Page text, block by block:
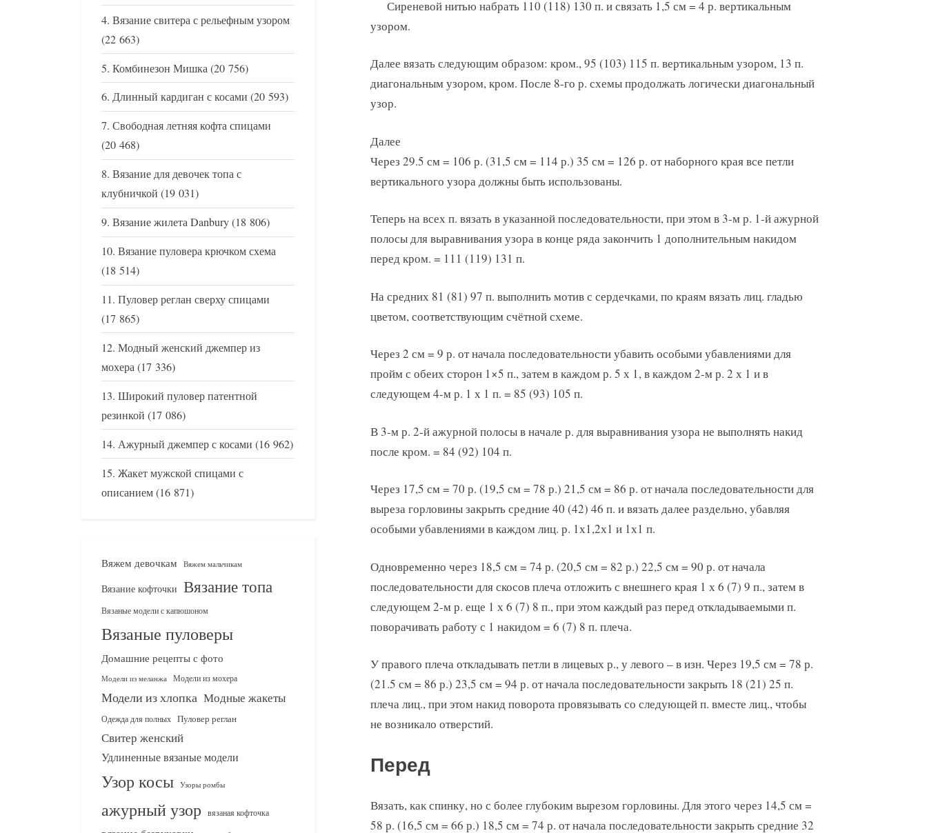
Сиреневой нитью набрать 110 (118) 130 п. и связать 1,5 см = 4 р. вертикальным
узором.
Далее вязать следующим образом: кром., 95 (103) 115 п. вертикальным узором, 13 п.
диагональным узором, кром. После 8-го р. схемы продолжать логически диагональный
узор.
Далее
Через 29.5 см = 106 р. (31,5 см = 114 р.) 35 см = 126 р. от наборного края все петли
вертикального узора должны быть использованы.
Теперь на всех п. вязать в указанной последовательности, при этом в 3-м р. 1-й ажурной
полосы для выравнивания узора в конце ряда закончить 1 дополнительным накидом
перед кром. = 111 (119) 131 п.
На средних 81 (81) 97 п. выполнить мотив с сердечками, по краям вязать лиц. гладью
цветом, соответствующим счётной схеме.
Через 2 см = 9 р. от начала последовательности убавить особыми убавлениями для
пройм с обеих сторон 1×5 п., затем в каждом р. 5 х 1, в каждом 2-м р. 2 х 1 и в
следующем 4-м р. 1 х 1 п. = 85 (93) 105 п.
В 3-м р. 2-й ажурной полосы в начале р. для выравнивания узора не выполнять накид
после кром. = 84 (92) 104 п.
Через 17,5 см = 70 р. (19,5 см = 78 р.) 21,5 см = 86 р. от начала последовательности для
выреза горловины закрыть средние 40 (42) 46 п. и вязать далее раздельно, убавляя
особыми убавлениями в каждом лиц. р. 1х1,2х1 и 1х1 п.
Одновременно через 18,5 см = 74 р. (20,5 см = 82 р.) 22,5 см = 90 р. от начала
последовательности для скосов плеча отложить с внешнего края 1 х 6 (7) 9 п., затем в
следующем 2-м р. еще 1 х 6 (7) 8 п., при этом каждый раз перед откладываемыми п.
поворачивать работу с 1 накидом = 6 (7) 8 п. плеча.
У правого плеча откладывать петли в лицевых р., у левого – в изн. Через 19,5 см = 78 р.
(21.5 см = 86 р.) 23,5 см = 94 р. от начала последовательности закрыть 18 (21) 25 п.
плеча лиц., при этом накид поворота провязывать со следующей п. вместе лиц., чтобы
не возникало отверстий.
Перед
Вязать, как спинку, но с более глубоким вырезом горловины. Для этого через 14,5 см =
58 р. (16,5 см = 66 р.) 18,5 см = 74 р. от начала последовательности закрыть средние 32
Вязание свитера с рельефным узором
(22 663)
Комбинезон Мишка(20 756)
Длинный кардиган с косами (20 593)
Свободная летняя кофта спицами
(20 468)
Вязание для девочек топа с
клубничкой (19 031)
Вязание жилета Danbury(18 806)
Вязание пуловера крючком схема
(18 514)
Пуловер реглан сверху спицами
(17 865)
Модный женский джемпер из
мохера(17 336)
Широкий пуловер патентной
резинкой (17 086)
Ажурный джемпер с косами (16 962)
Жакет мужской спицами с
описанием(16 871)
Вяжем девочкам Вяжем мальчикам
Вязание кофточки Вязание топа
Вязаные модели с капюшоном
Вязаные пуловеры
Домашние рецепты с фото
Модели из меланжа Модели из мохера
Модели из хлопка Модные жакеты
Одежда для полных Пуловер реглан
Свитер женский
Удлиненные вязаные модели
Узор косы Узоры ромбы
ажурный узор вязаная кофточка